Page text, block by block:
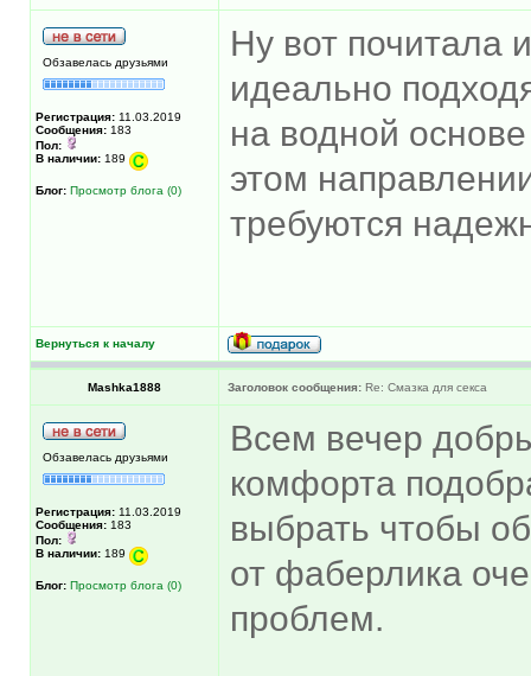
Обзавелась друзьями
Регистрация: 11.03.2019
Сообщения: 183
Пол:
В наличии: 189
Блог: Просмотр блога (0)
Ну вот почитала
идеально
на водной
этом
требуются
Вернуться к началу
Mashka1888 Заголовок сообщения: Re: Смазка для секса
Обзавелась друзьями
Регистрация: 11.03.2019
Сообщения: 183
Пол:
В наличии: 189
Блог: Просмотр блога (0)
Всем вечер
комфорта
выбрать чтобы
от фаберлика
проблем.